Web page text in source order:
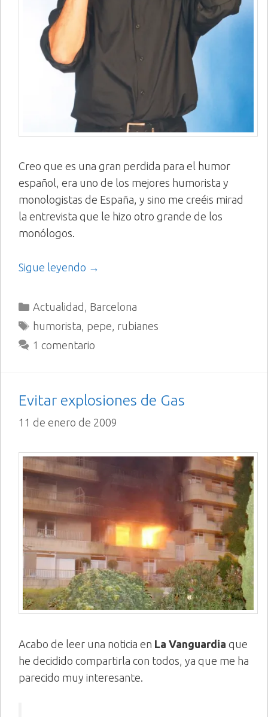
Creo que es una gran perdida para el humor
español, era uno de los mejores humorista y
monologistas de España, y sino me creéis mirad
la entrevista que le hizo otro grande de los
monólogos.
Sigue leyendo →
Categorías
Actualidad , Barcelona
Etiquetas
humorista, pepe, rubianes
1 comentario
Evitar explosiones de Gas
11 de enero de 2009
Acabo de leer una noticia en La Vanguardia que
he decidido compartirla con todos, ya que me ha
parecido muy interesante.